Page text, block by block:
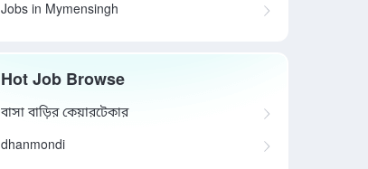
Jobs in Mymensingh
Hot Job Browse
বাসা বাড়ির কেয়ারটেকার
dhanmondi